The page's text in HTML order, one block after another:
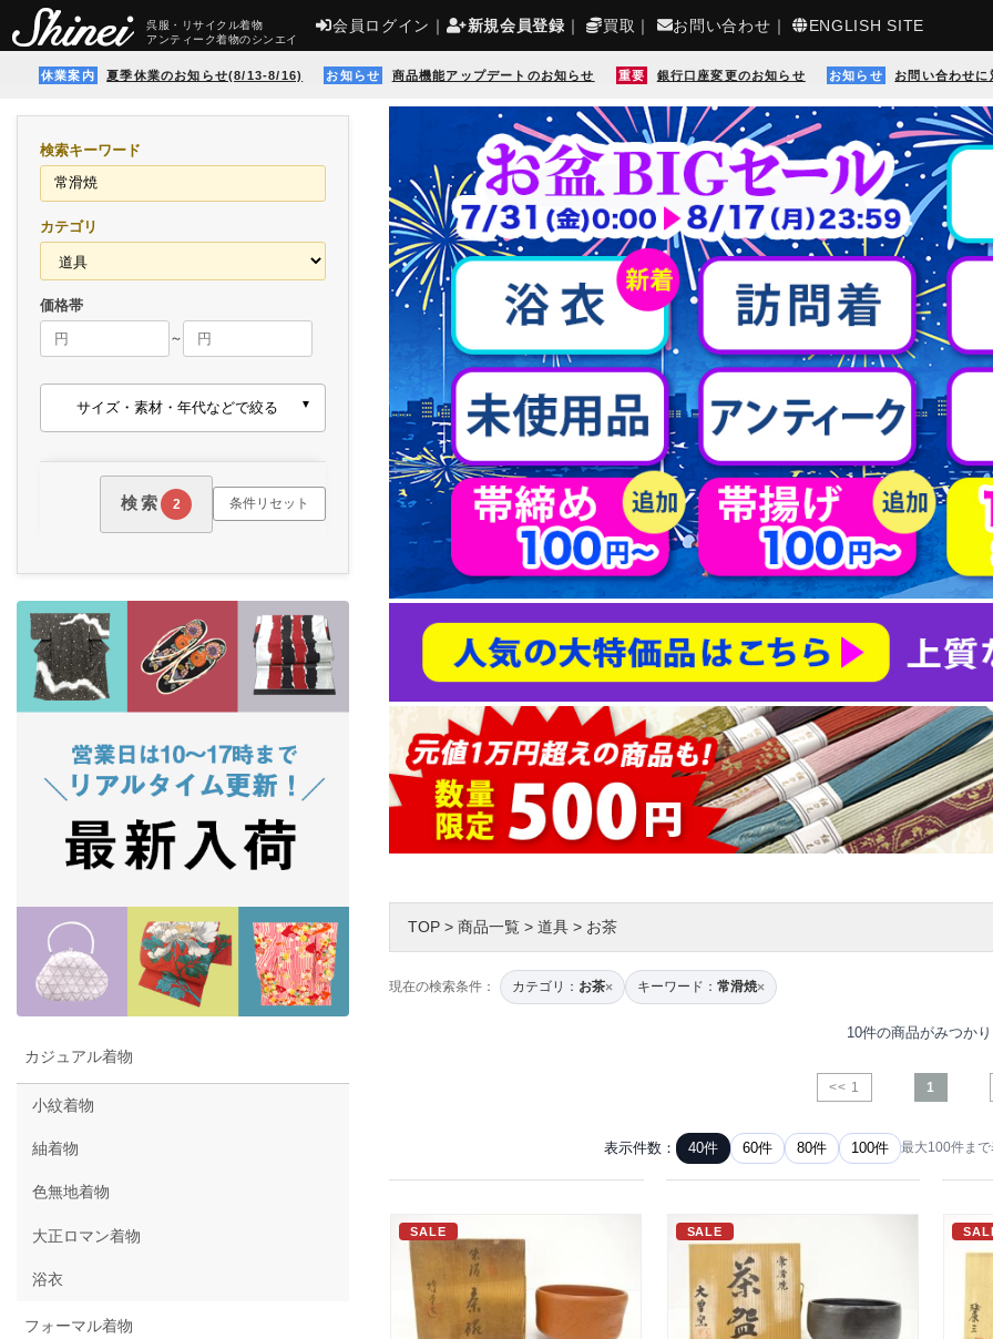
呉服・リサイクル着物
アンティーク着物のシンエイ
会員ログイン ｜ 新規会員登録 ｜ 買取 ｜ お問い合わせ ｜ ENGLISH SITE
休業案内 夏季休業のお知らせ(8/13-8/16) お知らせ 商品機能アップデートのお知らせ 重要 銀行口座変更のお知らせ お知らせ お問い合わせに
検索キーワード
カテゴリ
価格帯
～
サイズ・素材・年代などで絞る
検索 2 条件リセット
カジュアル着物
小紋着物
紬着物
色無地着物
大正ロマン着物
浴衣
フォーマル着物
TOP > 商品一覧 > 道具 > お茶
現在の検索条件： カテゴリ： お茶× キーワード： 常滑焼×
10件の商品がみつか
<< 1 1
表示件数： 40件 60件 80件 100件 最大100件ま
SALE SALE